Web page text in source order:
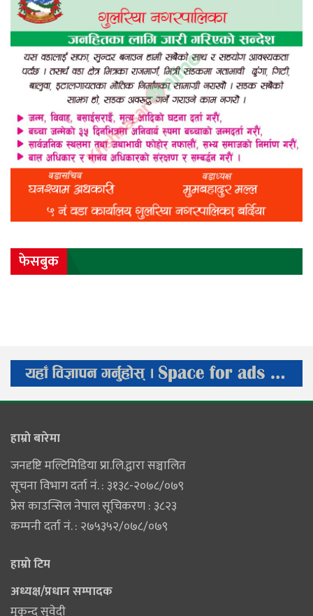
फेसबुक
हाम्राे बारेमा
जनदृष्टि मल्टिमिडिया प्रा.लि.द्वारा सञ्चालित
सूचना विभाग दर्ता नं. : ३१३८-२०७८/०७९
प्रेस काउन्सिल नेपाल सूचिकरण : ३८२३
कम्पनी दर्ता नं. : २७५३५२/०७८/०७९
हाम्राे टिम
अध्यक्ष/प्रधान सम्पादक
मुकुन्द सुवेदी